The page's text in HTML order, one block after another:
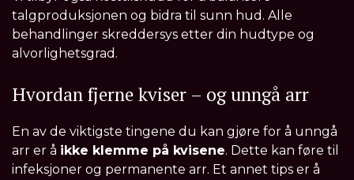
talgproduksjonen og bidra til sunn hud. Alle
behandlinger skreddersys etter din hudtype og
alvorlighetsgrad.
Hvordan fjerne kviser – og unngå arr
En av de viktigste tingene du kan gjøre for å unngå
arr er å ikke klemme på kvisene. Dette kan føre til
infeksjoner og permanente arr. Et annet tips er å